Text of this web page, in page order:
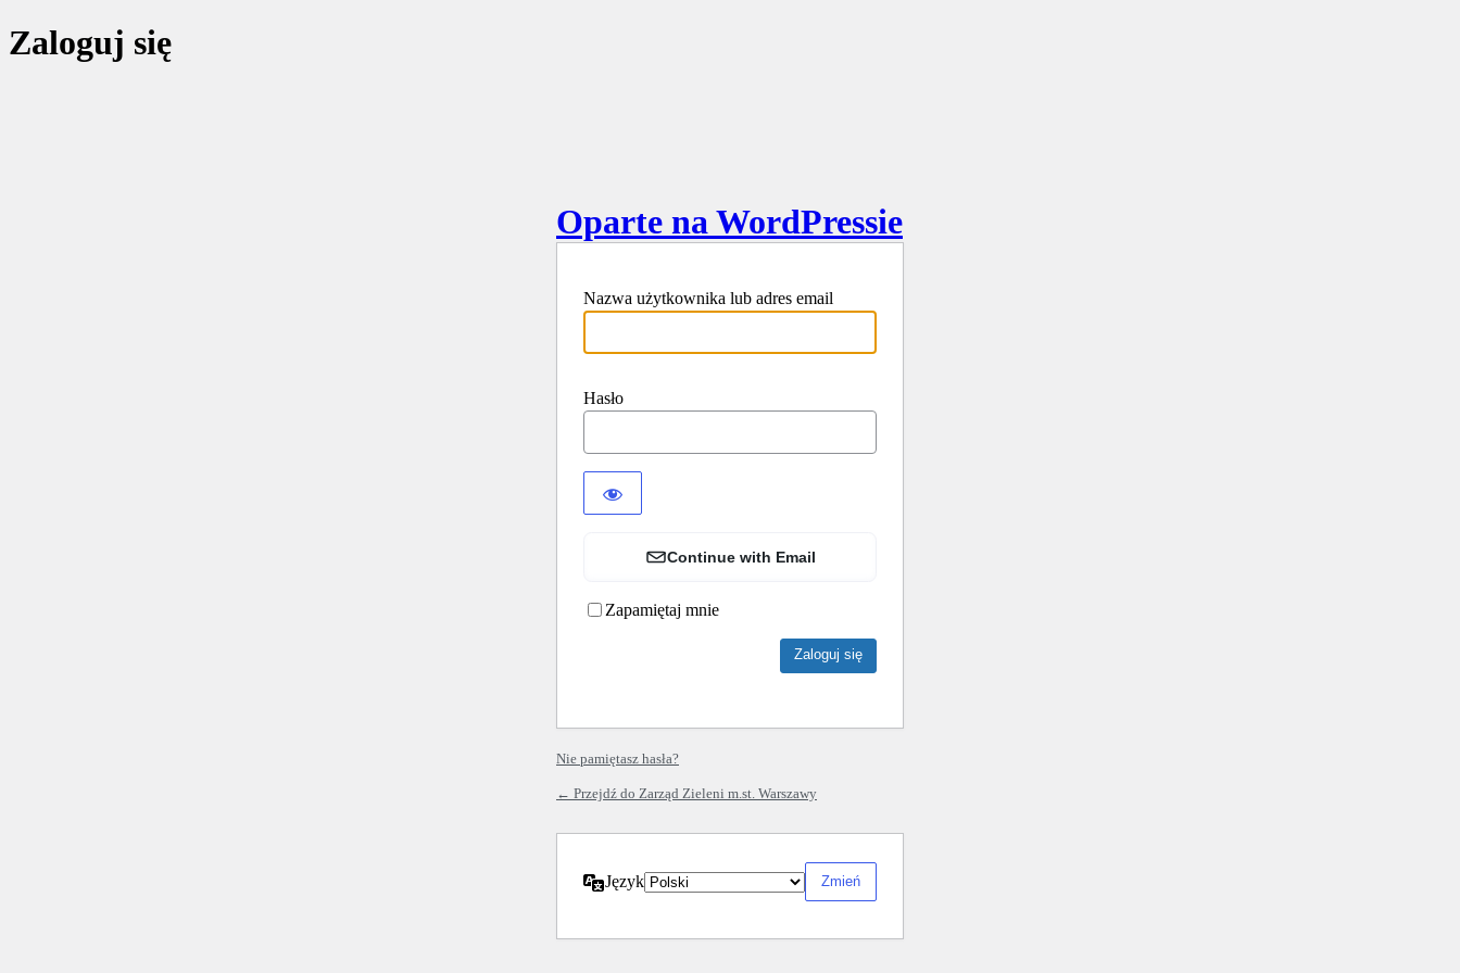
Zaloguj się
Oparte na WordPressie
Nazwa użytkownika lub adres email
Hasło
Continue with Email
Zapamiętaj mnie
Nie pamiętasz hasła?
← Przejdź do Zarząd Zieleni m.st. Warszawy
Język